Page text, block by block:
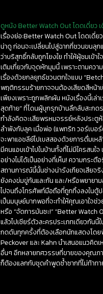
ดูหนัง Better Watch Out โดดเดี่ยว
เรื่องย่อ:Better Watch Out โดดเดี่ย
น่าดู ก่อนจะเปลี่ยนไปสู่ฉากที่ชวนขน
ว่าบริสุทธิ์กลับถูกโยงใย ทำให้ผู้ชมเข้า
เติมเกี่ยวกับจุดหักมุมนี้ เพราะตามคว
เรื่องด้วยกลยุทธ์ชวนตกใจแบบ
พฤติกรรมร้ายกาจจนต้องเสียดสีหน้า
เพียงเพราะถูกพลิกผัน หนังเรื่องนี้เล่
สุดท้าย” ที่โดนผู้บุกรุกบ้านลึกลับสะกด
กำลังคิดจะเสียพรหมจรรย์หลังประตู
ลำพังกับลุค เมื่อพ่อ (แพทริก วอร์เบอ
จะพาแอชลีย์ไปเบสสองด้วยการดื่มเห
มีคนแอบเข้าไปในบ้านทั้งที่ไม่มีใครสน
อย่างไม่ได้เป็นอย่างที่เห็น! ความกระ
สถานการณ์นี้นั้นช่างน่ารังเกียจเสียจ
ยังคงข่มขู่กันและกัน และ/หรือพยายา
ไปจนถึงโทรศัพท์มือถือที่ถูกทิ้งลงในตู้ป
เป็นมนุษย์มากพอที่จะทำให้คุณเอาใจช่
หรือ “จัดการมันซะ!” “Better
แล้วไปเชียร์ตัวละครประเภทเดียวกัน
กดดันทุกครั้งที่ต้องเลือกนักแสดงโดย
Peckover และ Kahn นำเสนอแนวคิด
อื่นๆ อีกหลายทศวรรษที่ขายของคุณภ
ก็ต้องแลกกับชุดคำพูดซ้ำซากที่ไม่ท้าท